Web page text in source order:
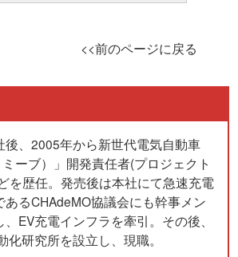
<<前のページに戻る
後、2005年から新世代電気自動車
ミーブ）」開発責任者(プロジェクト
を歴任。発売後は本社にて急速充電
るCHAdeMO協議会にも幹事メン
EV充電インフラを牽引。その後、
化研究所を設立し、現職。